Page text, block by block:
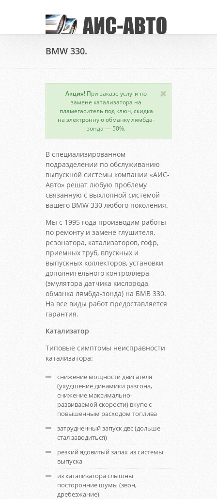
BMW 330.
Акция! При заказе услуги по
замене катализатора на
пламегаситель под ключ, скидка
на электронную обманку лямбда-
зонда — 50%.
В специализированном
подразделении по обслуживанию
выпускной системы компании «АИС-
Авто» решат любую проблему
связанную с выхлопной системой
вашего BMW 330 любого поколения.
Мы с 1995 года производим работы
по ремонту и замене глушителя,
резонатора, катализаторов, гофр,
приемных труб, впускных и
выпускных коллекторов, установки
дополнительного контроллера
(эмулятора датчика кислорода,
обманка лямбда-зонда) на БМВ 330.
На все виды работ предоставляется
гарантия.
Катализатор
Типовые симптомы неисправности
катализатора:
снижение мощности двигателя
(ухудшение динамики разгона,
снижение максимально-
развиваемой скорости) вкупе с
повышенным расходом топлива
затрудненный запуск двс (дольше
стал заводиться)
резкий ядовитый запах из системы
выпуска
из катализатора слышны
посторонние шумы (звон,
дребезжание)